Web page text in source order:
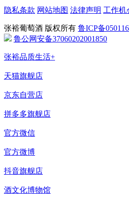
隐私条款 网站地图 法律声明 工作机
张裕葡萄酒 版权所有 鲁ICP备
鲁公网安备37060202001850
张裕品质生活+
天猫旗舰店
京东自营店
拼多多旗舰店
官方微信
官方微博
抖音旗舰店
酒文化博物馆